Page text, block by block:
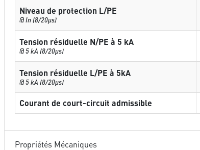
Niveau de protection L/PE
@ In (8/20µs)
Tension résiduelle N/PE à 5 kA
@ 5 kA (8/20µs)
Tension résiduelle L/PE à 5kA
@ 5 kA (8/20µs)
Courant de court-circuit admissible
Propriétés Mécaniques